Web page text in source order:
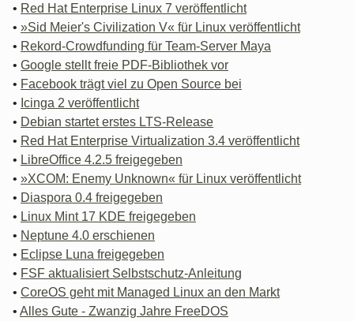
• Red Hat Enterprise Linux 7 veröffentlicht
• »Sid Meier's Civilization V« für Linux veröffentlicht
• Rekord-Crowdfunding für Team-Server Maya
• Google stellt freie PDF-Bibliothek vor
• Facebook trägt viel zu Open Source bei
• Icinga 2 veröffentlicht
• Debian startet erstes LTS-Release
• Red Hat Enterprise Virtualization 3.4 veröffentlicht
• LibreOffice 4.2.5 freigegeben
• »XCOM: Enemy Unknown« für Linux veröffentlicht
• Diaspora 0.4 freigegeben
• Linux Mint 17 KDE freigegeben
• Neptune 4.0 erschienen
• Eclipse Luna freigegeben
• FSF aktualisiert Selbstschutz-Anleitung
• CoreOS geht mit Managed Linux an den Markt
• Alles Gute - Zwanzig Jahre FreeDOS